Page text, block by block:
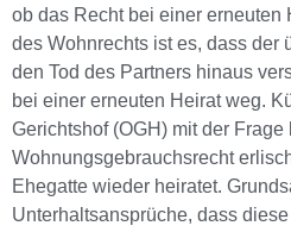
ob das Recht bei einer erneuten
des Wohnrechts ist es, dass der
den Tod des Partners hinaus
bei einer erneuten Heirat weg.
Gerichtshof (OGH) mit der Frage
Wohnungsgebrauchsrecht
Ehegatte wieder heiratet.
Unterhaltsansprüche, dass